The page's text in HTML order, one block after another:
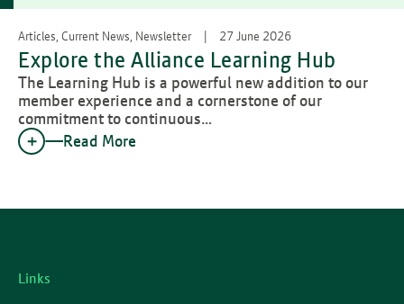
Articles, Current News, Newsletter 27 June 2026
Explore the Alliance Learning Hub
The Learning Hub is a powerful new addition to our
member experience and a cornerstone of our
commitment to continuous…
Read More
Links